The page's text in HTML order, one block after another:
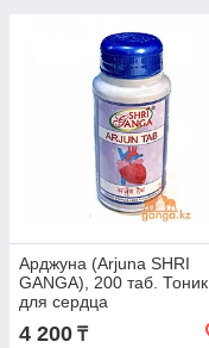
Арджуна (Arjuna SHRI
GANGA), 200 таб. Тоник
для сердца
4 200 ₸